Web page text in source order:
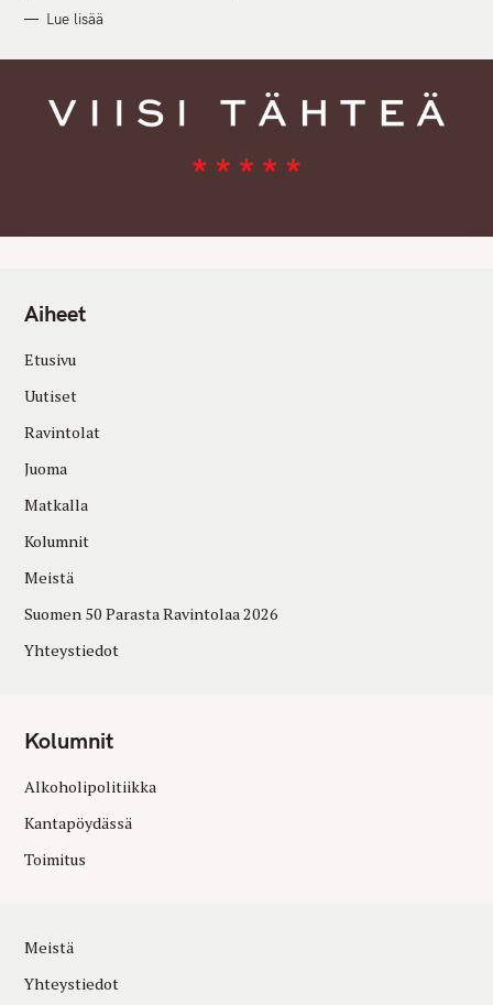
Lue lisää
Aiheet
Etusivu
Uutiset
Ravintolat
Juoma
Matkalla
Kolumnit
Meistä
Suomen 50 Parasta Ravintolaa 2026
Yhteystiedot
Kolumnit
Alkoholipolitiikka
Kantapöydässä
Toimitus
Meistä
Yhteystiedot